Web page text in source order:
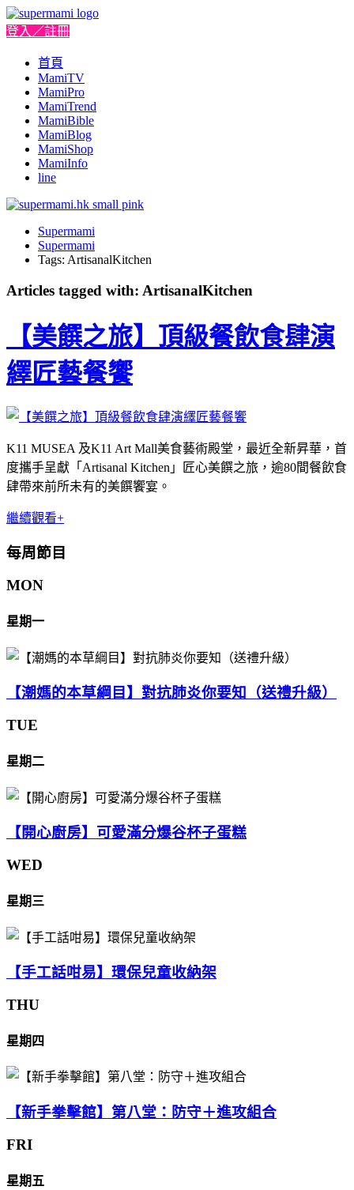
登入／註冊
首頁
MamiTV
MamiPro
MamiTrend
MamiBible
MamiBlog
MamiShop
MamiInfo
line
Supermami
Supermami
Tags: ArtisanalKitchen
Articles tagged with: ArtisanalKitchen
【美饌之旅】頂級餐飲食肆演
繹匠藝餐饗
K11 MUSEA 及K11 Art Mall美食藝術殿堂，最近全新昇華，首
度攜手呈獻「Artisanal Kitchen」匠心美饌之旅，逾80間餐飲食
肆帶來前所未有的美饌饗宴。
繼續觀看+
每周節目
MON
星期一
【潮媽的本草綱目】對抗肺炎你要知（送禮升級）
TUE
星期二
【開心廚房】可愛滿分爆谷杯子蛋糕
WED
星期三
【手工話咁易】環保兒童收納架
THU
星期四
【新手拳擊館】第八堂：防守＋進攻組合
FRI
星期五